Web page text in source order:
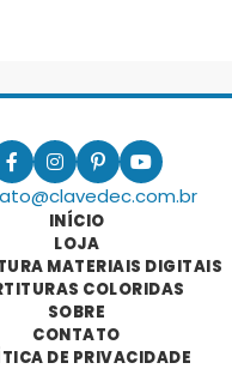
INÍCIO
LOJA
MATERIAIS DIGITAIS
COLORIDAS
SOBRE
CONTATO
DE PRIVACIDADE